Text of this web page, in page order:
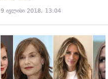
9 ივლისი 2018, 13:04